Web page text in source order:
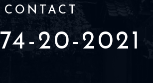
CONTACT
20-2021